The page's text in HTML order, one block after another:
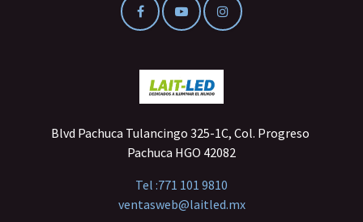
Blvd Pachuca Tulancingo 325-1C, Col. Progreso
Pachuca HGO 42082
Tel :771 101 9810
ventasweb@laitled.mx